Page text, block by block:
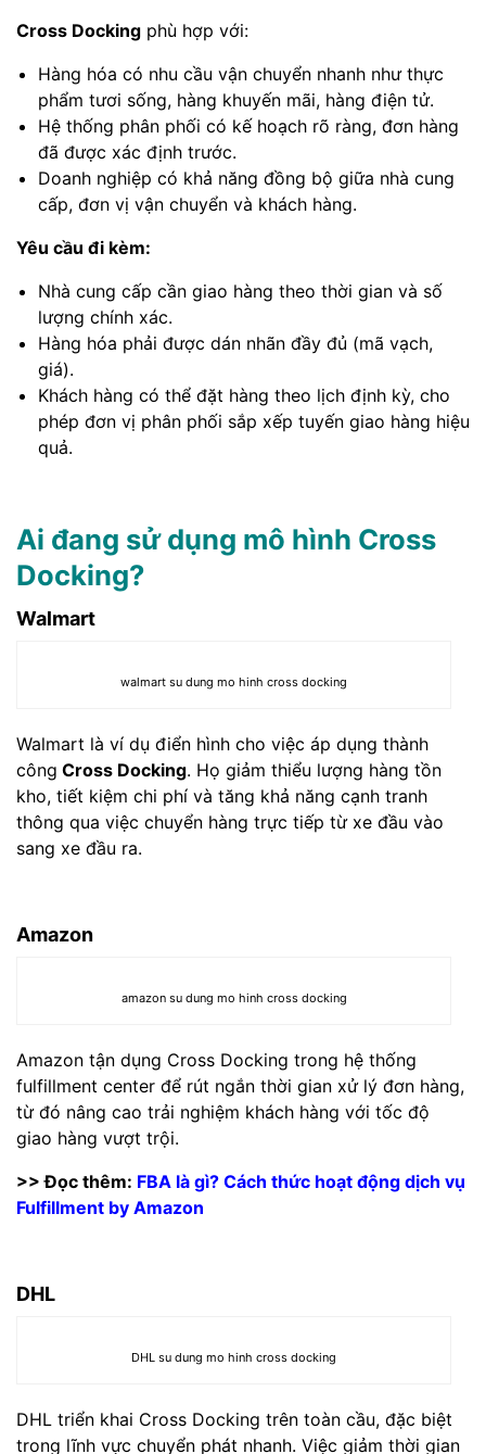
Cross Docking phù hợp với:
Hàng hóa có nhu cầu vận chuyển nhanh như thực
phẩm tươi sống, hàng khuyến mãi, hàng điện tử.
Hệ thống phân phối có kế hoạch rõ ràng, đơn hàng
đã được xác định trước.
Doanh nghiệp có khả năng đồng bộ giữa nhà cung
cấp, đơn vị vận chuyển và khách hàng.
Yêu cầu đi kèm:
Nhà cung cấp cần giao hàng theo thời gian và số
lượng chính xác.
Hàng hóa phải được dán nhãn đầy đủ (mã vạch,
giá).
Khách hàng có thể đặt hàng theo lịch định kỳ, cho
phép đơn vị phân phối sắp xếp tuyến giao hàng hiệu
quả.
Ai đang sử dụng mô hình Cross
Docking?
Walmart
walmart su dung mo hinh cross docking
Walmart là ví dụ điển hình cho việc áp dụng thành
công Cross Docking. Họ giảm thiểu lượng hàng tồn
kho, tiết kiệm chi phí và tăng khả năng cạnh tranh
thông qua việc chuyển hàng trực tiếp từ xe đầu vào
sang xe đầu ra.
Amazon
amazon su dung mo hinh cross docking
Amazon tận dụng Cross Docking trong hệ thống
fulfillment center để rút ngắn thời gian xử lý đơn hàng,
từ đó nâng cao trải nghiệm khách hàng với tốc độ
giao hàng vượt trội.
>> Đọc thêm: FBA là gì? Cách thức hoạt động dịch vụ
Fulfillment by Amazon
DHL
DHL su dung mo hinh cross docking
DHL triển khai Cross Docking trên toàn cầu, đặc biệt
trong lĩnh vực chuyển phát nhanh. Việc giảm thời gian